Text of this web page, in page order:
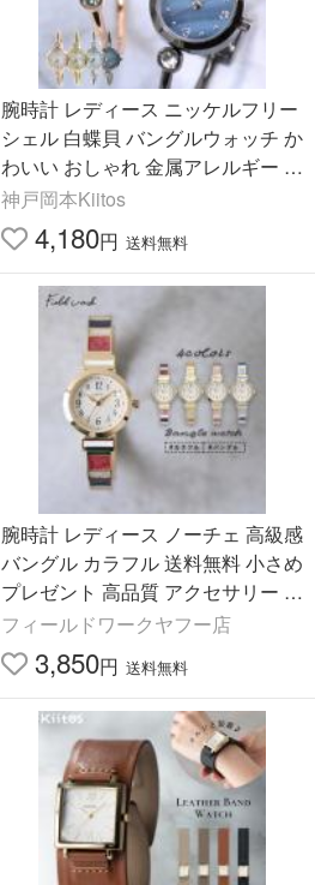
腕時計 レディース ニッケルフリー
シェル 白蝶貝 バングルウォッチ か
わいい おしゃれ 金属アレルギー プ
レゼント 1年間のメーカー保証付
メール便送料無料
神戸岡本Kiitos
4,180円 送料無料
腕時計 レディース ノーチェ 高級感
バングル カラフル 送料無料 小さめ
プレゼント 高品質 アクセサリー 可
愛い プチプラ 20代 30代 お手頃 フ
ィールドワーク
フィールドワークヤフー店
3,850円 送料無料